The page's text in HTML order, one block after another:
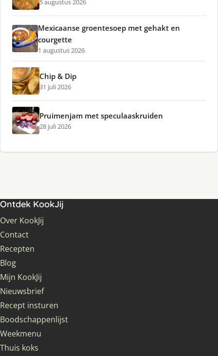
5 augustus 2026
Mexicaanse groentesoep met gehakt en
courgette
1 augustus 2026
Chip & Dip
31 juli 2026
Pruimenjam met speculaaskruiden
28 juli 2026
Ontdek KookJij
Over KookJij
Contact
Recepten
Blog
Mijn KookJij
Nieuwsbrief
Recept insturen
Boodschappenlijst
Weekmenu
Thuis koks